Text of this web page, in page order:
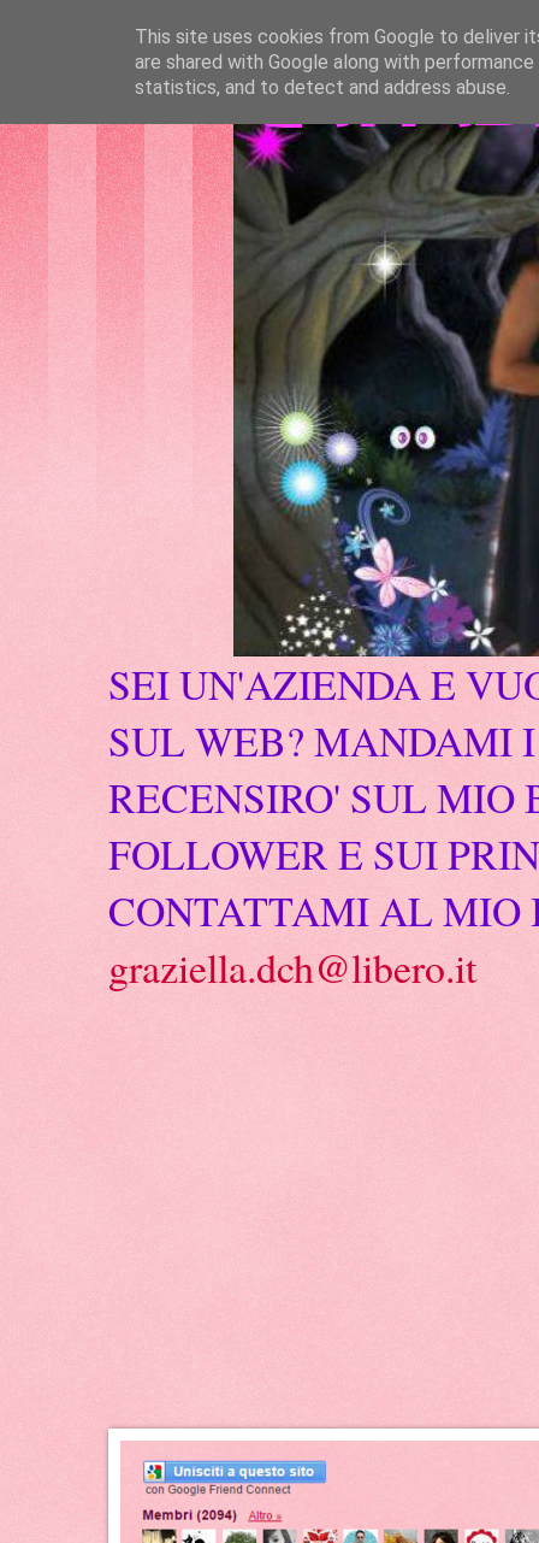
SEI UN'AZIENDA E
SUL WEB? MANDAMI
RECENSIRO' SUL
FOLLOWER E SUI
CONTATTAMI AL
graziella.dch@libero.it
This site uses cookies from Google to deliver
are shared with Google along with
statistics, and to detect and address abuse.